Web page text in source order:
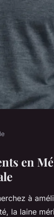
en
à
la laine